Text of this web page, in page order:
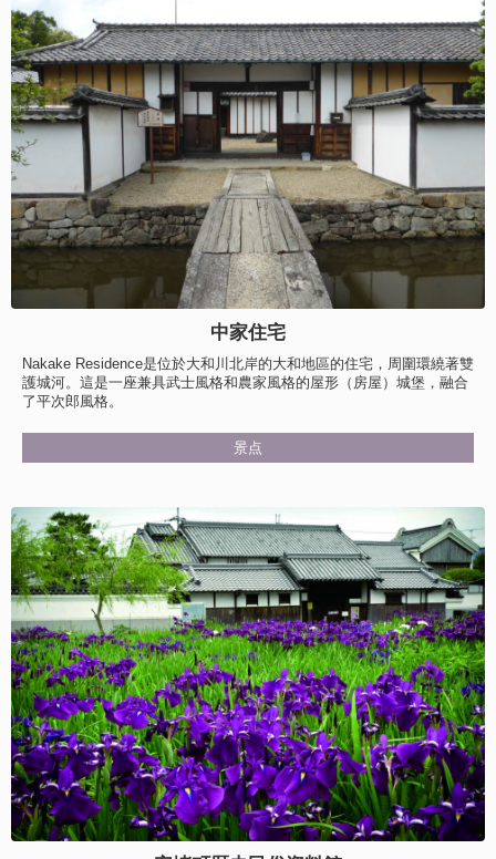
中家住宅
Nakake Residence是位於大和川北岸的大和地區的住宅，周圍環繞著雙
護城河。這是一座兼具武士風格和農家風格的屋形（房屋）城堡，融合
了平次郎風格。
景点